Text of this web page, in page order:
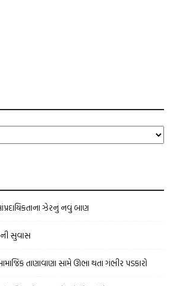
ઝેરનું નવું બાણ
સુવાસ
તાણાવાણા સામે ઊભા થતા ગંભીર પડકારો